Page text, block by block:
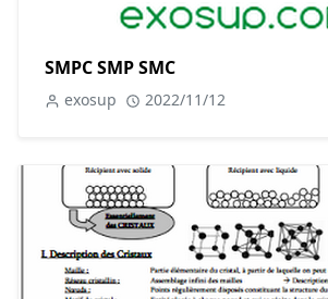
SMPC SMP SMC
exosup 2022/11/12